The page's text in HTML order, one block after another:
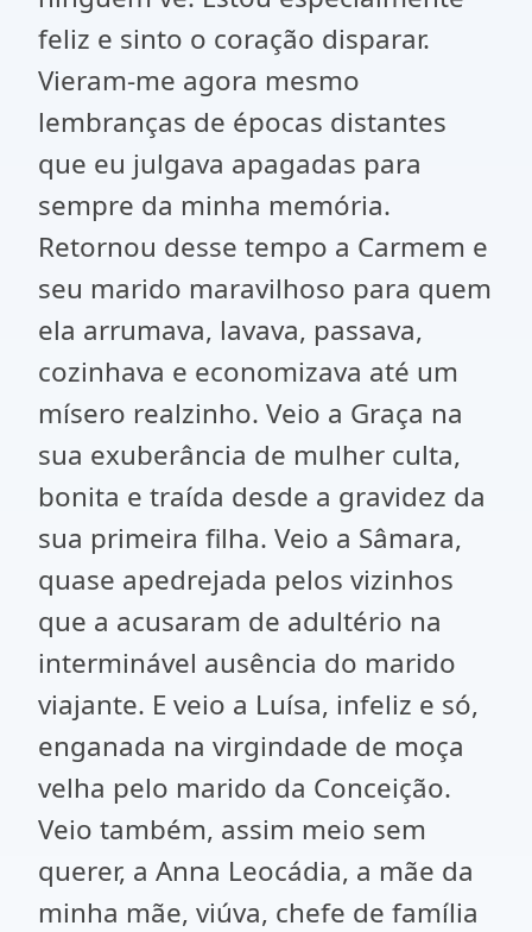
feliz e sinto o coração disparar.
Vieram-me agora mesmo
lembranças de épocas distantes
que eu julgava apagadas para
sempre da minha memória.
Retornou desse tempo a Carmem e
seu marido maravilhoso para quem
ela arrumava, lavava, passava,
cozinhava e economizava até um
mísero realzinho. Veio a Graça na
sua exuberância de mulher culta,
bonita e traída desde a gravidez da
sua primeira filha. Veio a Sâmara,
quase apedrejada pelos vizinhos
que a acusaram de adultério na
interminável ausência do marido
viajante. E veio a Luísa, infeliz e só,
enganada na virgindade de moça
velha pelo marido da Conceição.
Veio também, assim meio sem
querer, a Anna Leocádia, a mãe da
minha mãe, viúva, chefe de família